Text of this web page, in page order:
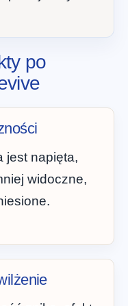
po
jest napięta,
widoczne,